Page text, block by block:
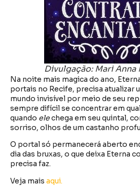
Divulgação: Mari Anna
Na noite mais magica do ano,
portais no Recife, precisa atualizar
mundo invisível por meio de seu
sempre difícil se concentrar em
quando elechega em seu quintal,
sorriso, olhos de um castanho
O portal só permanecerá aberto
dia das bruxas, o que deixa Eterna
precisa faz.
Veja mais aqui.